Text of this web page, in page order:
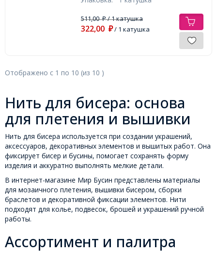
511,00₽/ 1 катушка
322,00 ₽/ 1 катушка
Отображено с 1 по 10 (из 10 )
Нить для бисера: основа
для плетения и вышивки
Нить для бисера используется при создании украшений,
аксессуаров, декоративных элементов и вышитых работ. Она
фиксирует бисер и бусины, помогает сохранять форму
изделия и аккуратно выполнять мелкие детали.
В интернет-магазине Мир Бусин представлены материалы
для мозаичного плетения, вышивки бисером, сборки
браслетов и декоративной фиксации элементов. Нити
подходят для колье, подвесок, брошей и украшений ручной
работы.
Ассортимент и палитра